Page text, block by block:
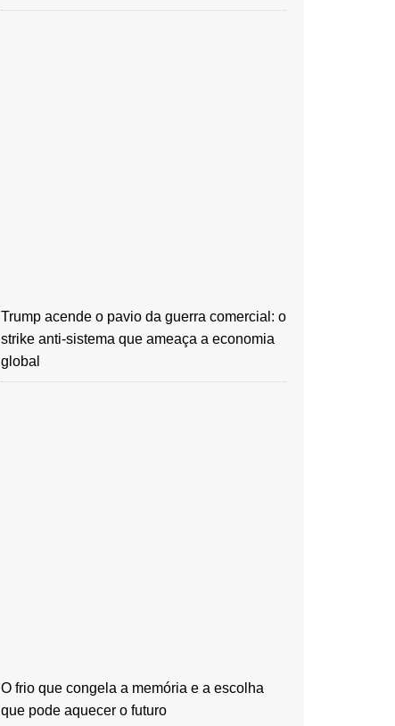
Trump acende o pavio da guerra comercial: o
strike anti-sistema que ameaça a economia
global
O frio que congela a memória e a escolha
que pode aquecer o futuro